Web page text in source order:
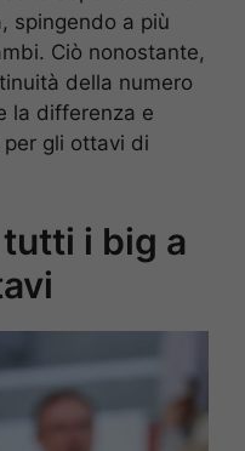
spingendo a più
Ciò nonostante,
della numero
la differenza e
gli ottavi di
i big a